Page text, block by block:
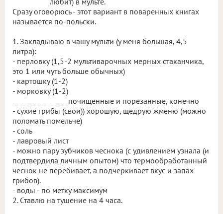
Сразу оговорюсь - этот вариант в поваренных книгах
называется по-польски.
1. Закладываю в чашу мульти (у меня большая, 4,5
литра):
- перловку (1,5-2 мультиварочных мерных стаканчика,
это 1 или чуть больше обычных)
- картошку (1-2)
- морковку (1-2)
________________почищенные и порезанные, конечно
- сухие грибы (свои)) хорошую, щедрую жменю (можно
поломать помельче)
- соль
- лавровый лист
- можно пару зубчиков чеснока (с удивлением узнала (и
подтвердила личным опытом) что термообработанный
чеснок не перебивает, а подчеркивает вкус и запах
грибов).
- воды - по метку максимум
2. Ставлю на тушение на 4 часа.